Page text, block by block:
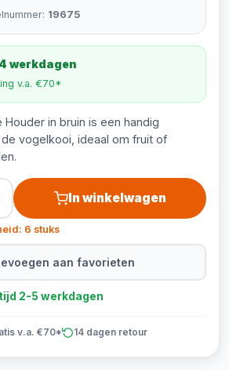
19675
werkdagen
v.a. €70*
Houder in bruin is een handig
vogelkooi, ideaal om fruit of
In winkelwagen
6 stuks
aan favorieten
2-5 werkdagen
v.a. €70* 14 dagen retour